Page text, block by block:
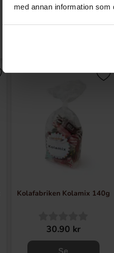
med annan information
Kolafabriken Kolamix 140g
30.90 kr
Se